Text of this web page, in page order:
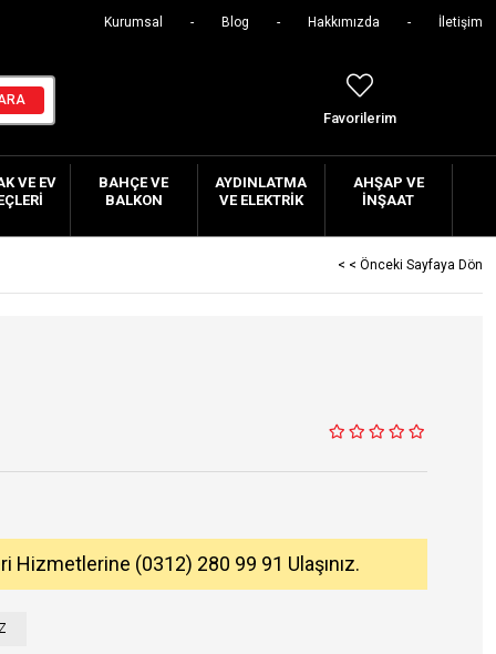
Kurumsal Blog Hakkımızda İletişim
Favorilerim
VE EV
BAHÇE VE
BALKON
AYDINLATMA
VE ELEKTRIK
AHŞAP VE
İNŞAAT
< < Önceki Sayfaya Dön
Hizmetlerine (0312) 280 99 91 Ulaşınız.